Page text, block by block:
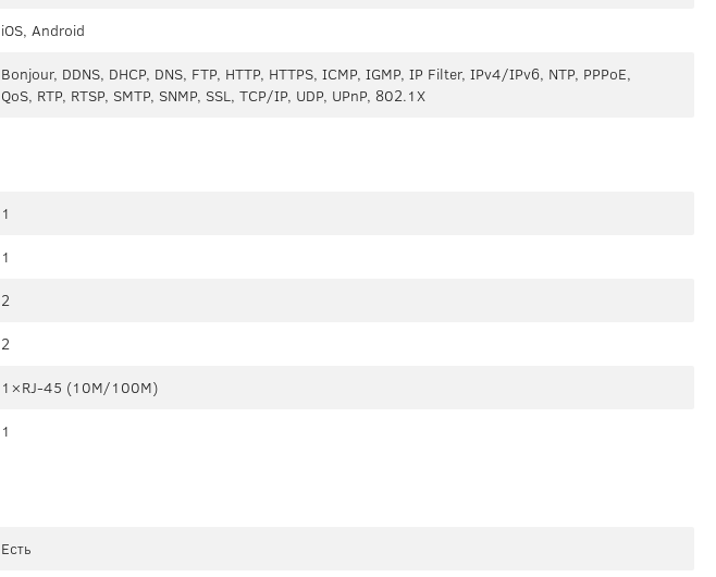
iOS, Android
Bonjour, DDNS, DHCP, DNS, FTP, HTTP, HTTPS, ICMP, IGMP, IP Filter, IPv4/IPv6, NTP, PPPoE,
QoS, RTP, RTSP, SMTP, SNMP, SSL, TCP/IP, UDP, UPnP, 802.1X
1
1
2
2
1×RJ-45 (10М/100М)
1
Есть